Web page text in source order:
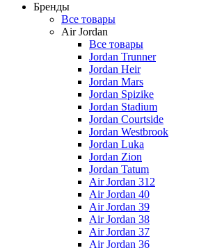
Бренды
Все товары
Air Jordan
Все товары
Jordan Trunner
Jordan Heir
Jordan Mars
Jordan Spizike
Jordan Stadium
Jordan Courtside
Jordan Westbrook
Jordan Luka
Jordan Zion
Jordan Tatum
Air Jordan 312
Air Jordan 40
Air Jordan 39
Air Jordan 38
Air Jordan 37
Air Jordan 36